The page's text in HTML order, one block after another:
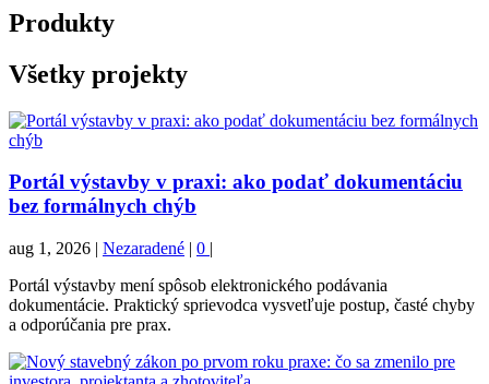
Produkty
Všetky projekty
Portál výstavby v praxi: ako podať dokumentáciu
bez formálnych chýb
aug 1, 2026 | Nezaradené | 0 |
Portál výstavby mení spôsob elektronického podávania
dokumentácie. Praktický sprievodca vysvetľuje postup, časté chyby
a odporúčania pre prax.